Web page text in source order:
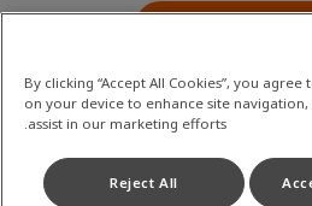
By clicking “Accept All Cookies”, you
on your device to enhance site navigation,
assist in our marketing efforts.
Reject All